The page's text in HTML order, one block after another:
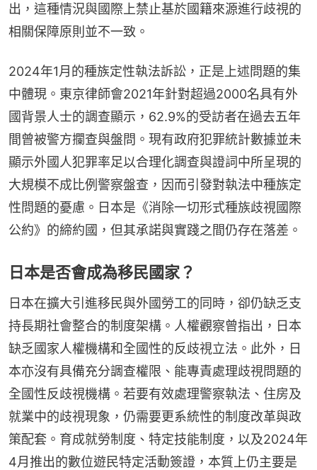
出，這種情況與國際上禁止基於國籍來源進行歧視的
相關保障原則並不一致。
2024年1月的種族定性執法訴訟，正是上述問題的集
中體現。東京律師會2021年針對超過2000名具有外
國背景人士的調查顯示，62.9%的受訪者在過去五年
間曾被警方攔查與盤問。現有政府犯罪統計數據並未
顯示外國人犯罪率足以合理化調查與證詞中所呈現的
大規模不成比例警察盤查，因而引發對執法中種族定
性問題的憂慮。日本是《消除一切形式種族歧視國際
公約》的締約國，但其承諾與實踐之間仍存在落差。
日本是否會成為移民國家？
日本在擴大引進移民與外國勞工的同時，卻仍缺乏支
持長期社會整合的制度架構。人權觀察曾指出，日本
缺乏國家人權機構和全國性的反歧視立法。此外，日
本亦沒有具備充分調查權限、能專責處理歧視問題的
全國性反歧視機構。若要有效處理警察執法、住房及
就業中的歧視現象，仍需要更系統性的制度改革與政
策配套。育成就勞制度、特定技能制度，以及2024年
4月推出的數位遊民特定活動簽證，本質上仍主要是